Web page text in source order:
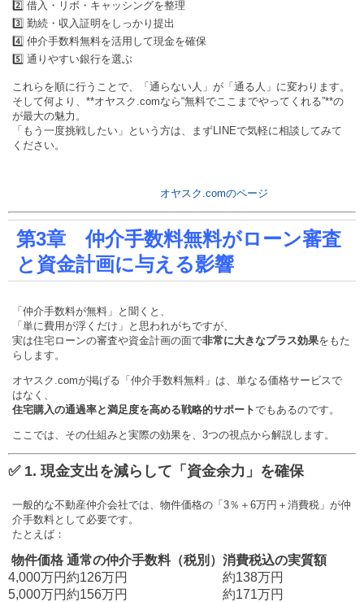
2️⃣ 借入・リボ・キャッシングを整理
3️⃣ 勤続・収入証明をしっかり提出
4️⃣ 仲介手数料無料を活用して現金を確保
5️⃣ 通りやすい銀行を選ぶ
これらを順に行うことで、「通らない人」が「通る人」に変わります。
そして何より、**オヤスク.comなら“無料でここまでやってくれる”**の
が最大の魅力。
「もう一度挑戦したい」という方は、まずLINEで気軽に相談してみて
ください。
オヤスク.comのページ
第3章 仲介手数料無料がローン審査
と資金計画に与える影響
「仲介手数料が無料」と聞くと、
「単に費用が浮くだけ」と思われがちですが、
実は住宅ローンの審査や資金計画の面で非常に大きなプラス効果をもた
らします。
オヤスク.comが掲げる「仲介手数料無料」は、単なる価格サービスで
はなく、
住宅購入の通過率と満足度を高める戦略的サポートでもあるのです。
ここでは、その仕組みと実際の効果を、3つの視点から解説します。
✅ 1. 現金支出を減らして「資金余力」を確保
一般的な不動産仲介会社では、物件価格の「3％＋6万円＋消費税」が仲
介手数料として必要です。
たとえば：
物件価格 通常の仲介手数料（税別） 消費税込の実質額
4,000万円約126万円
約138万円
5,000万円約156万円
約171万円